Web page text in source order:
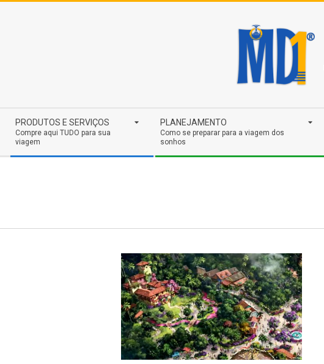
Navigation
Menu
PRODUTOS E SERVIÇOS
Compre aqui TUDO para sua
viagem
PLANEJAMENTO
Como se preparar para a viagem dos
sonhos